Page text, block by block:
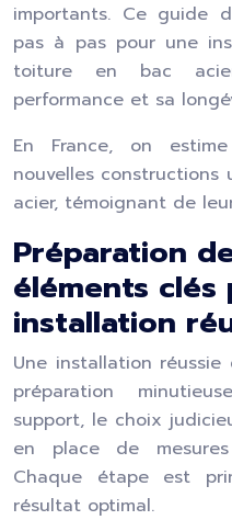
importants. Ce guide
pas à pas pour une
toiture en bac
performance et sa
En France, on
nouvelles
acier, témoignant de
Préparation
éléments clés
installation
Une installation
préparation
support, le choix
en place de
Chaque étape est
résultat optimal.